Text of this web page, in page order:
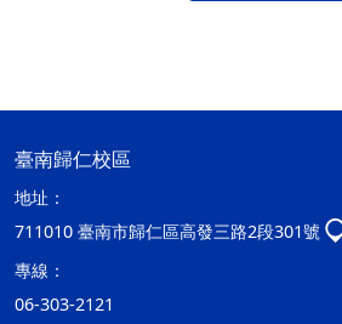
臺南歸仁校區
地址：
711010 臺南市歸仁區高發三路2段301號
專線：
06-303-2121